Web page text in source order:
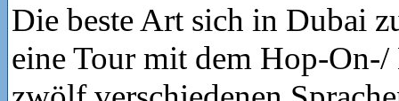
Die beste Art sich in Dubai
eine Tour mit dem Hop-